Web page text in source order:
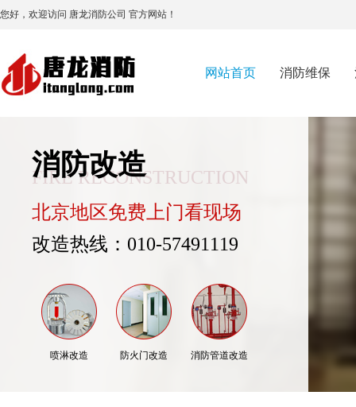
您好，欢迎访问 唐龙消防公司 官方网站！
网站首页 消防维保
消防改造
FIRE RECONSTRUCTION
北京地区免费上门看现场
改造热线：010-57491119
喷淋改造 防火门改造 消防管道改造